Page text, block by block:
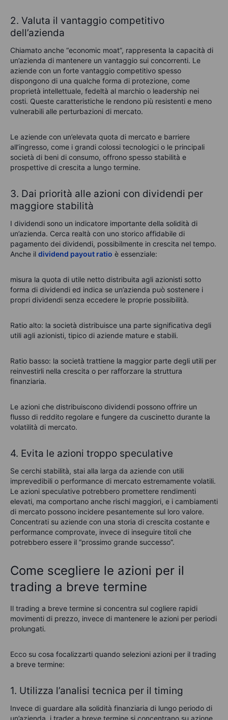
2. Valuta il vantaggio competitivo
dell’azienda
Chiamato anche “economic moat”, rappresenta la capacità di
un’azienda di mantenere un vantaggio sui concorrenti. Le
aziende con un forte vantaggio competitivo spesso
dispongono di una qualche forma di protezione, come
proprietà intellettuale, fedeltà al marchio o leadership nei
costi. Queste caratteristiche le rendono più resistenti e meno
vulnerabili alle perturbazioni di mercato.
Le aziende con un’elevata quota di mercato e barriere
all’ingresso, come i grandi colossi tecnologici o le principali
società di beni di consumo, offrono spesso stabilità e
prospettive di crescita a lungo termine.
3. Dai priorità alle azioni con dividendi per
maggiore stabilità
I dividendi sono un indicatore importante della solidità di
un’azienda. Cerca realtà con uno storico affidabile di
pagamento dei dividendi, possibilmente in crescita nel tempo.
Anche il dividend payout ratio è essenziale:
misura la quota di utile netto distribuita agli azionisti sotto
forma di dividendi ed indica se un’azienda può sostenere i
propri dividendi senza eccedere le proprie possibilità.
Ratio alto: la società distribuisce una parte significativa degli
utili agli azionisti, tipico di aziende mature e stabili.
Ratio basso: la società trattiene la maggior parte degli utili per
reinvestirli nella crescita o per rafforzare la struttura
finanziaria.
Le azioni che distribuiscono dividendi possono offrire un
flusso di reddito regolare e fungere da cuscinetto durante la
volatilità di mercato.
4. Evita le azioni troppo speculative
Se cerchi stabilità, stai alla larga da aziende con utili
imprevedibili o performance di mercato estremamente volatili.
Le azioni speculative potrebbero promettere rendimenti
elevati, ma comportano anche rischi maggiori, e i cambiamenti
di mercato possono incidere pesantemente sul loro valore.
Concentrati su aziende con una storia di crescita costante e
performance comprovate, invece di inseguire titoli che
potrebbero essere il “prossimo grande successo”.
Come scegliere le azioni per il
trading a breve termine
Il trading a breve termine si concentra sul cogliere rapidi
movimenti di prezzo, invece di mantenere le azioni per periodi
prolungati.
Ecco su cosa focalizzarti quando selezioni azioni per il trading
a breve termine:
1. Utilizza l’analisi tecnica per il timing
Invece di guardare alla solidità finanziaria di lungo periodo di
un’azienda, i trader a breve termine si concentrano su azione